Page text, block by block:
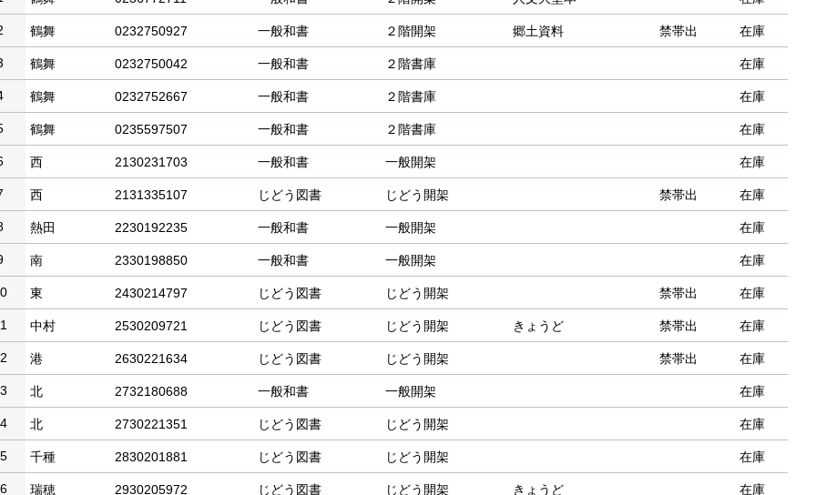
鶴舞 0232750927 一般和書 ２階開架 郷土資料 禁帯出 在庫
鶴舞 0232750042 一般和書 ２階書庫 在庫
鶴舞 0232752667 一般和書 ２階書庫 在庫
鶴舞 0235597507 一般和書 ２階書庫 在庫
西 2130231703 一般和書 一般開架 在庫
西 2131335107 じどう図書 じどう開架 禁帯出 在庫
熱田 2230192235 一般和書 一般開架 在庫
南 2330198850 一般和書 一般開架 在庫
東 2430214797 じどう図書 じどう開架 禁帯出 在庫
中村 2530209721 じどう図書 じどう開架 きょうど 禁帯出 在庫
港 2630221634 じどう図書 じどう開架 禁帯出 在庫
北 2732180688 一般和書 一般開架 在庫
北 2730221351 じどう図書 じどう開架 在庫
千種 2830201881 じどう図書 じどう開架 在庫
瑞穂 2930205972 じどう図書 じどう開架 きょうど 在庫